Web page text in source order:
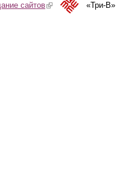
сайтов(link is external)«Три-В»